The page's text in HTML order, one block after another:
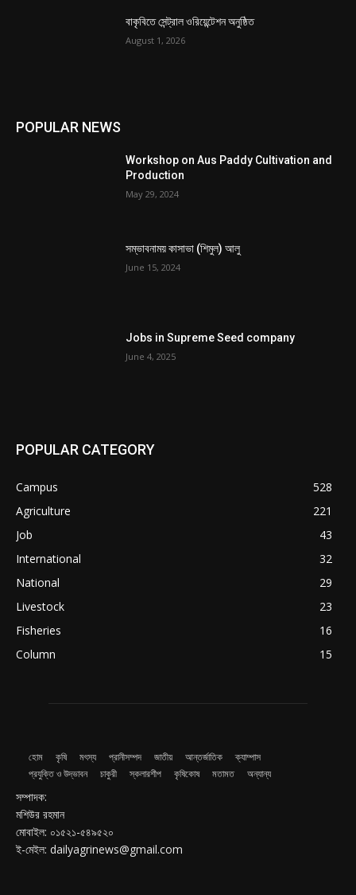
বাকৃবিতে সেন্ট্রাল ওরিয়েন্টেশন অনুষ্ঠিত
August 1, 2026
POPULAR NEWS
Workshop on Aus Paddy Cultivation and
Production
May 29, 2024
সম্ভাবনাময় কাসাভা (শিমুল) আলু
June 15, 2024
Jobs in Supreme Seed company
June 4, 2025
POPULAR CATEGORY
Campus
528
Agriculture
221
Job
43
International
32
National
29
Livestock
23
Fisheries
16
Column
15
হোম কৃষি মৎস্য প্রানীসম্পদ জাতীয় আন্তর্জাতিক
ক্যাম্পাস
প্রযুক্তি ও উদ্ভাবন
চাকুরী স্কলারশীপ কৃষিকোষ মতামত অন্যান্য
সম্পাদক:
মশিউর রহমান
মোবাইল: ০১৫২১-৫৪৯৫২০
ই-মেইল: dailyagrinews@gmail.com